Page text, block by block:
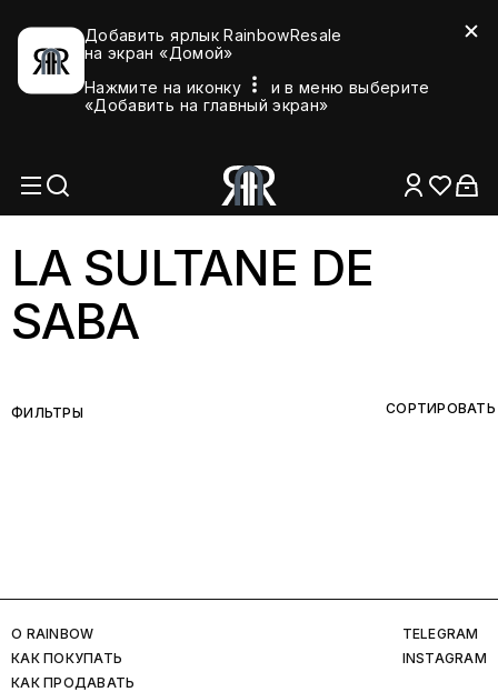
Добавить ярлык RainbowResale
на экран «Домой»
Нажмите на иконку
и в меню выберите
«Добавить на главный экран»
LA SULTANE DE
SABA
ФИЛЬТРЫ СОРТИРОВАТЬ
O RAINBOW
КАК ПОКУПАТЬ
КАК ПРОДАВАТЬ
TELEGRAM
INSTAGRAM